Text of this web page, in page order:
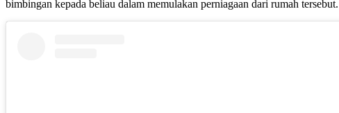
bimbingan kepada beliau dalam memulakan perniagaan dari rumah tersebut.